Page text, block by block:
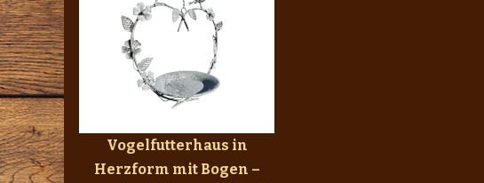
Vogelfutterhaus in
Herzform mit Bogen –